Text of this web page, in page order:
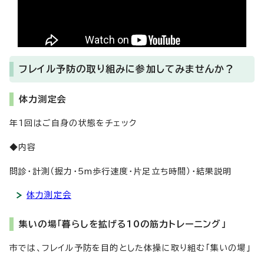
フレイル予防の取り組みに参加してみませんか？
体力測定会
年1回はご自身の状態をチェック
◆内容
問診・計測（握力・5m歩行速度・片足立ち時間）・結果説明
体力測定会
集いの場「暮らしを拡げる10の筋力トレーニング」
市では、フレイル予防を目的とした体操に取り組む「集いの場」